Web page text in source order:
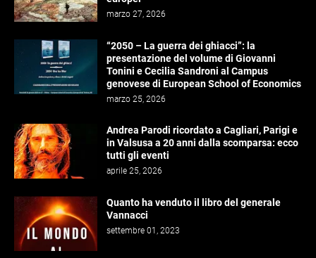
marzo 27, 2026
“2050 – La guerra dei ghiacci”: la
presentazione del volume di Giovanni
Tonini e Cecilia Sandroni al Campus
genovese di European School of Economics
marzo 25, 2026
Andrea Parodi ricordato a Cagliari, Parigi e
in Valsusa a 20 anni dalla scomparsa: ecco
tutti gli eventi
aprile 25, 2026
Quanto ha venduto il libro del generale
Vannacci
settembre 01, 2023